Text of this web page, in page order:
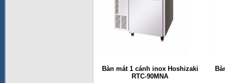
Bàn mát 1 cánh inox Hoshizaki
RTC-90MNA